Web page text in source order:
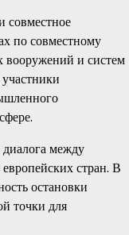
совместное
по совместному
вооружений и систем
между
стран. В
остановки
точки для